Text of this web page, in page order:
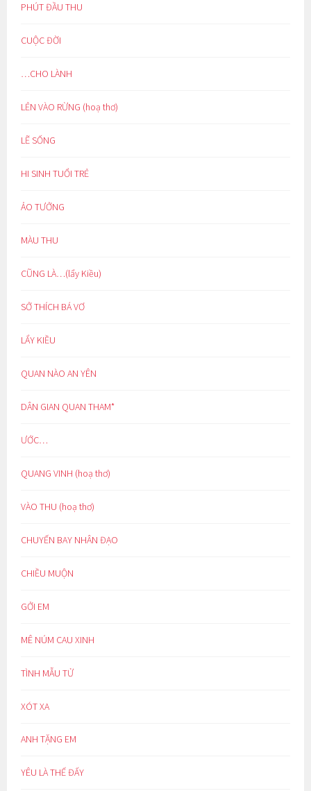
PHÚT ĐẦU THU
CUỘC ĐỜI
…CHO LÀNH
LẺN VÀO RỪNG (hoạ thơ)
LẼ SỐNG
HI SINH TUỔI TRẺ
ẢO TƯỞNG
MÀU THU
CŨNG LÀ…(lẩy Kiều)
SỞ THÍCH BÁ VƠ
LẨY KIỀU
QUAN NÀO AN YÊN
DÂN GIAN QUAN THAM*
ƯỚC…
QUANG VINH (hoạ thơ)
VÀO THU (hoạ thơ)
CHUYẾN BAY NHÂN ĐẠO
CHIỀU MUỘN
GỞI EM
MÊ NÚM CAU XINH
TÌNH MẪU TỬ
XÓT XA
ANH TẶNG EM
YÊU LÀ THẾ ĐẤY